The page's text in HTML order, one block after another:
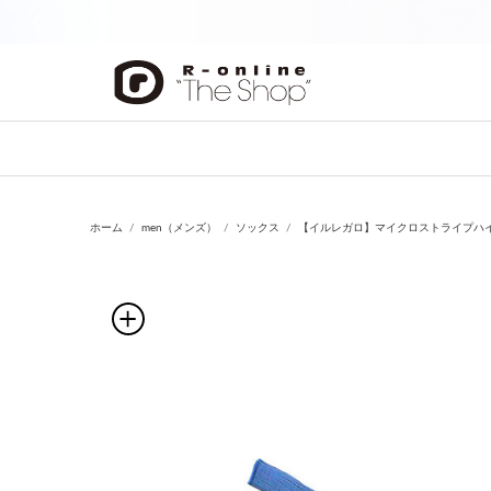
ホーム men（メンズ） ソックス 【イルレガロ】マイクロストライプハ